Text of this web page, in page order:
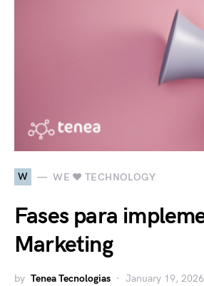
W WE ♥ TECHNOLOGY
Fases para
Marketing
by Tenea Tecnologias January 19, 2026